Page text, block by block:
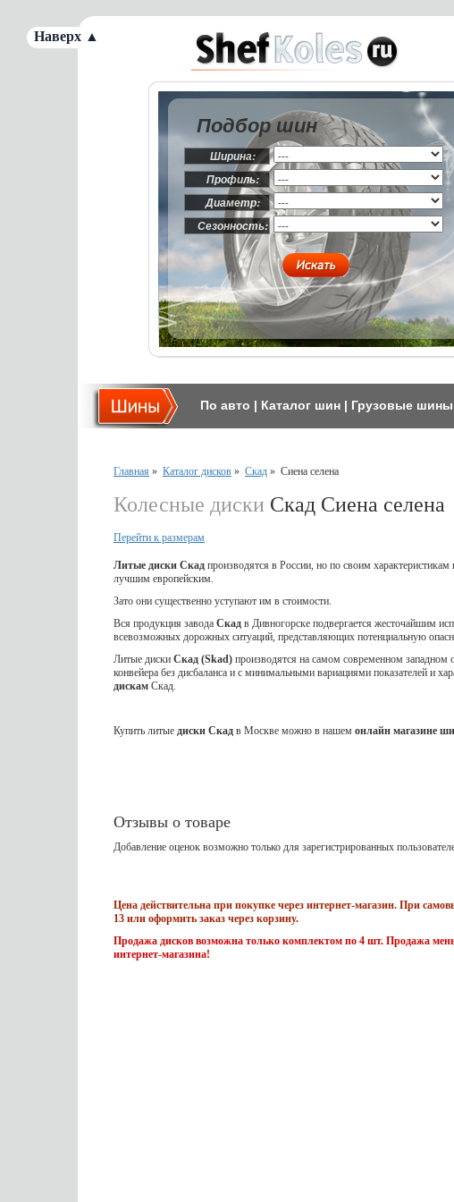
Подбор шин
Ширина:
Профиль:
Диаметр:
Сезонность:
По авто | Каталог шин | Грузовые шины
Главная » Каталог дисков » Скад » Сиена селена
Колесные диски Скад Сиена селена
Перейти к размерам
Литые диски Скад производятся в России, но по своим характеристикам
лучшим европейским.
Зато они существенно уступают им в стоимости.
Вся продукция завода Скад в Дивногорске подвергается жесточайшим
всевозможных дорожных ситуаций, представляющих потенциальную
Литые диски Скад (Skad) производятся на самом современном западном
конвейера без дисбаланса и с минимальными вариациями показателей и
дискам Скад.
Купить литые диски Скад в Москве можно в нашем онлайн магазине
Отзывы о товаре
Добавление оценок возможно только для зарегистрированных
Цена действительна при покупке через интернет-магазин. При
13 или оформить заказ через корзину.
Продажа дисков возможна только комплектом по 4 шт. Продажа
интернет-магазина!
Наверх ▲